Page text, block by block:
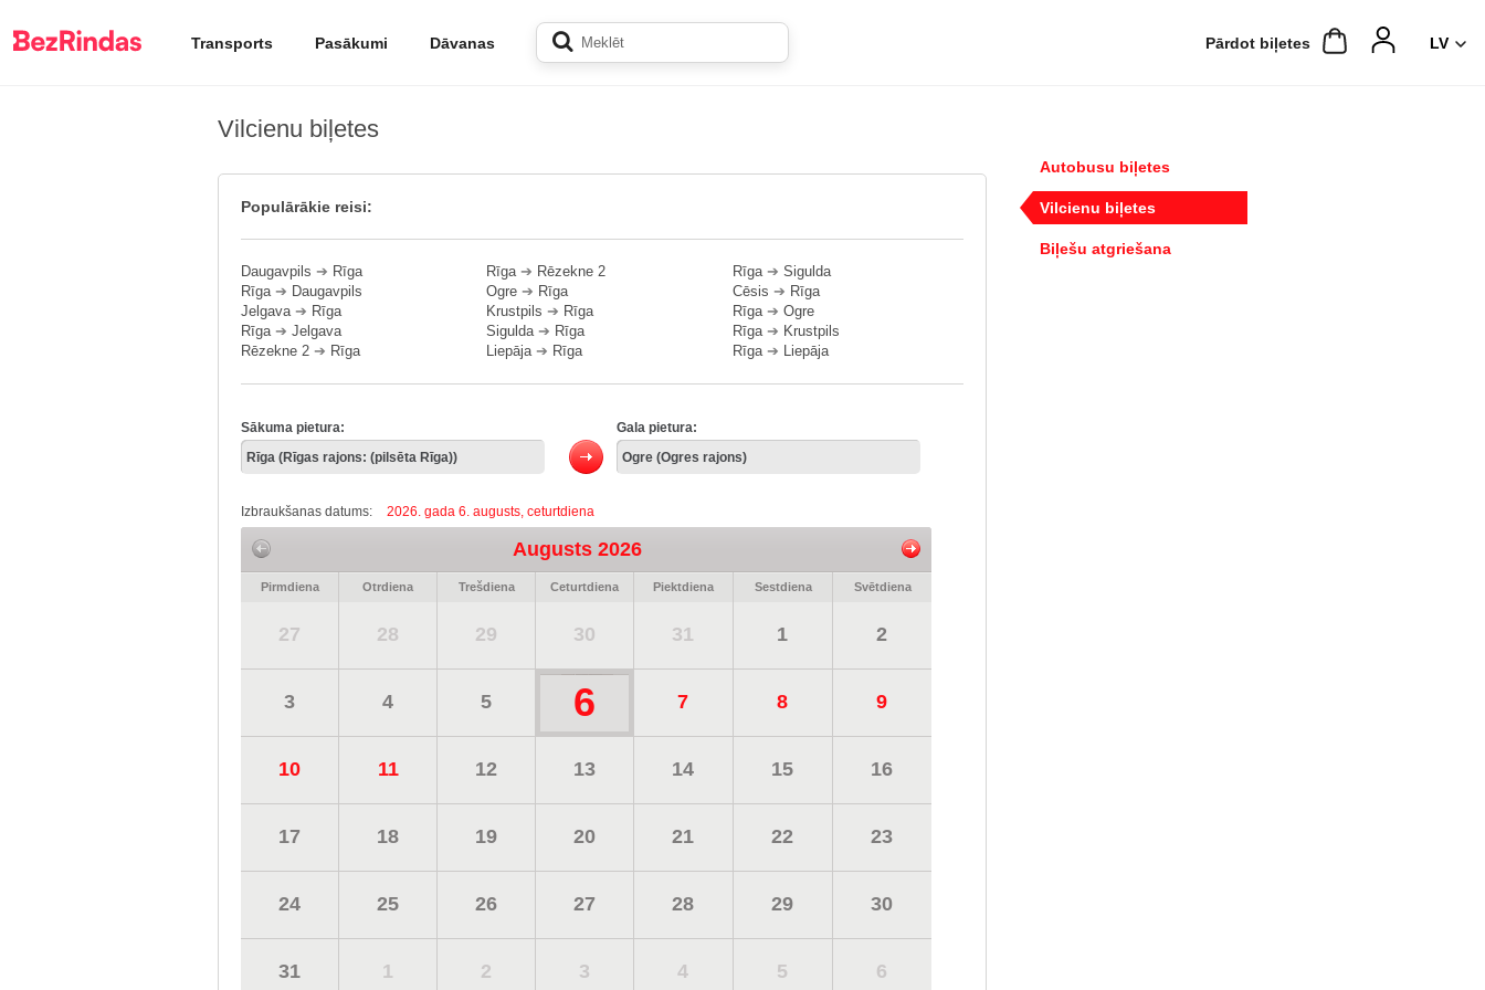
Transports Pasākumi Dāvanas Pārdot biļetes
Vilcienu biļetes
Populārākie reisi:
Daugavpils ➔ Rīga
Rīga➔ Daugavpils
Jelgava➔ Rīga
Rīga➔ Jelgava
Rēzekne 2 ➔ Rīga
Rīga➔ Rēzekne 2
Ogre ➔ Rīga
Krustpils ➔ Rīga
Sigulda➔ Rīga
Liepāja➔ Rīga
Rīga➔ Sigulda
Cēsis ➔ Rīga
Rīga➔ Ogre
Rīga➔ Krustpils
Rīga➔ Liepāja
Sākuma pietura: Gala pietura:
Izbraukšanas datums: 2026. gada 6. augusts, ceturtdiena
Augusts 2026
Pirmdiena Otrdiena Trešdiena Ceturtdiena Piektdiena Sestdiena Svētdiena
27 28 29 30 31 1 2
3 4 5 6 7 8 9
10 11 12 13 14 15 16
17 18 19 20 21 22 23
24 25 26 27 28 29 30
31 1 2 3 4 5 6
Autobusu biļetes
Vilcienu biļetes
Biļešu atgriešana